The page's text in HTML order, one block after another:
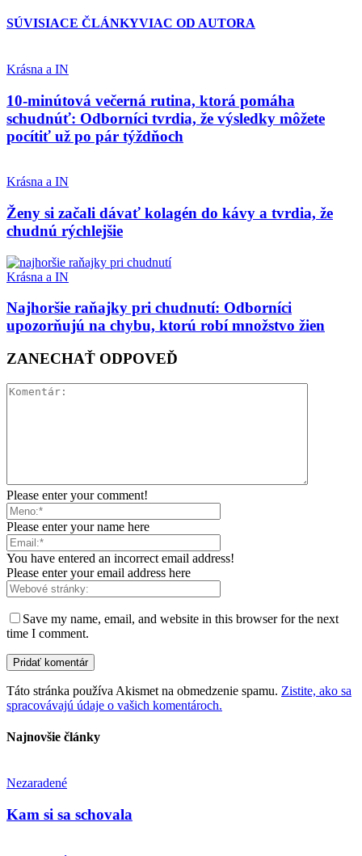
SÚVISIACE ČLÁNKYVIAC OD AUTORA
Krásna a IN
10-minútová večerná rutina, ktorá pomáha
schudnúť: Odborníci tvrdia, že výsledky môžete
pocítiť už po pár týždňoch
Krásna a IN
Ženy si začali dávať kolagén do kávy a tvrdia, že
chudnú rýchlejšie
Krásna a IN
Najhoršie raňajky pri chudnutí: Odborníci
upozorňujú na chybu, ktorú robí množstvo žien
ZANECHAŤ ODPOVEĎ
Please enter your comment!
Please enter your name here
You have entered an incorrect email address!
Please enter your email address here
Save my name, email, and website in this browser for the next
time I comment.
Táto stránka používa Akismet na obmedzenie spamu. Zistite, ako sa
spracovávajú údaje o vašich komentároch.
Najnovšie články
Nezaradené
Kam si sa schovala